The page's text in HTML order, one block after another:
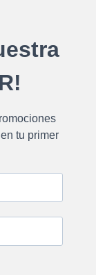
tu primer